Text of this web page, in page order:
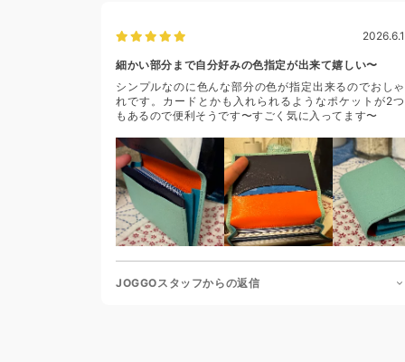
2026.6.1
細かい部分まで自分好みの色指定が出来て嬉しい〜
シンプルなのに色んな部分の色が指定出来るのでおしゃ
れです。カードとかも入れられるようなポケットが2つ
もあるので便利そうです〜すごく気に入ってます〜
JOGGOスタッフからの返信